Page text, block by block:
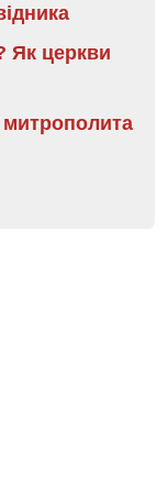
Як церкви
митрополита